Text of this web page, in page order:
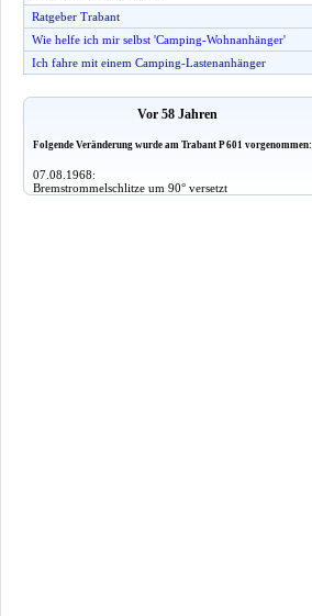
Ratgeber Trabant
Wie helfe ich mir selbst 'Camping-Wohnanhänger'
Ich fahre mit einem Camping-Lastenanhänger
Vor 58 Jahren
Folgende Veränderung wurde am Trabant P 601 vorgenommen:
07.08.1968:
Bremstrommelschlitze um 90° versetzt